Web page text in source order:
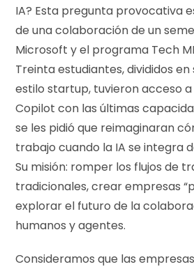
IA? Esta pregunta provocativa
de una colaboración de un
Microsoft y el programa Tech
Treinta estudiantes, divididos en
estilo startup, tuvieron acceso
Copilot con las últimas
se les pidió que reimaginaran
trabajo cuando la IA se integra
Su misión: romper los flujos de
tradicionales, crear empresas
explorar el futuro de la
humanos y agentes.
Consideramos que las